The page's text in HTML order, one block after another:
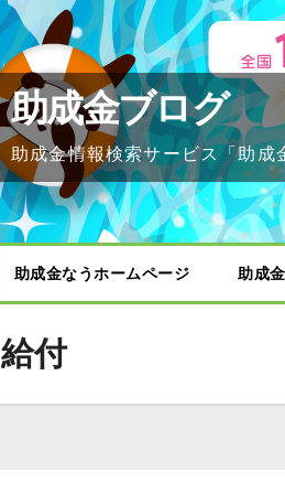
助成金ブログ
助成金情報検索サービス「助成
助成金なうホームページ 助成
給付